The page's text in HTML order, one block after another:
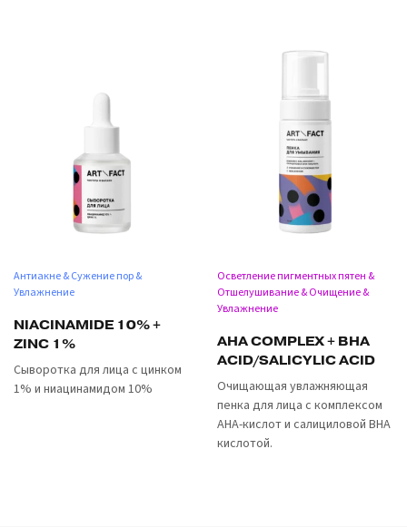
Антиакне & Сужение пор &
Увлажнение
NIACINAMIDE 10% +
ZINC 1%
Сыворотка для лица с цинком
1% и ниацинамидом 10%
Осветление пигментных пятен &
Отшелушивание & Очищение &
Увлажнение
AHA COMPLEX + BHA
ACID/SALICYLIC ACID
Очищающая увлажняющая
пенка для лица с комплексом
AHA-кислот и салициловой BHA
кислотой.